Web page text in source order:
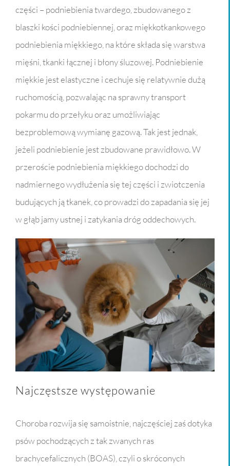
części – podniebienia twardego, zbudowanego z
blaszki kości podniebiennej, oraz miękkotkankowego
podniebienia miękkiego, na które składa się warstwa
mięśni, tkanki łącznej i błony śluzowej. Podniebienie
miękkie jest elastyczne i cechuje się relatywnie dużą
ruchomością, pozwalając na sprawny transport
pokarmu do przełyku oraz umożliwiając
bezproblemową wymianę gazową. Tak jest jednak,
jeżeli podniebienie jest zbudowane prawidłowo. W
przeroście podniebienia miękkiego dochodzi do
nadmiernego wydłużenia się tej części i zwiotczenia
budujących ją tkanek, co prowadzi do zapadania się jej
w głąb jamy ustnej i zatykania dróg oddechowych.
Najczęstsze występowanie
Choroba rozwija się samoistnie, najczęściej zaś dotyka
psów pochodzących z tak zwanych ras
brachycefalicznych (BOAS), czyli o skróconych